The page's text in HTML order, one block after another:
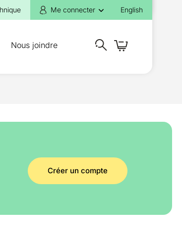
Me connecter English
Nous joindre
Créer un compte